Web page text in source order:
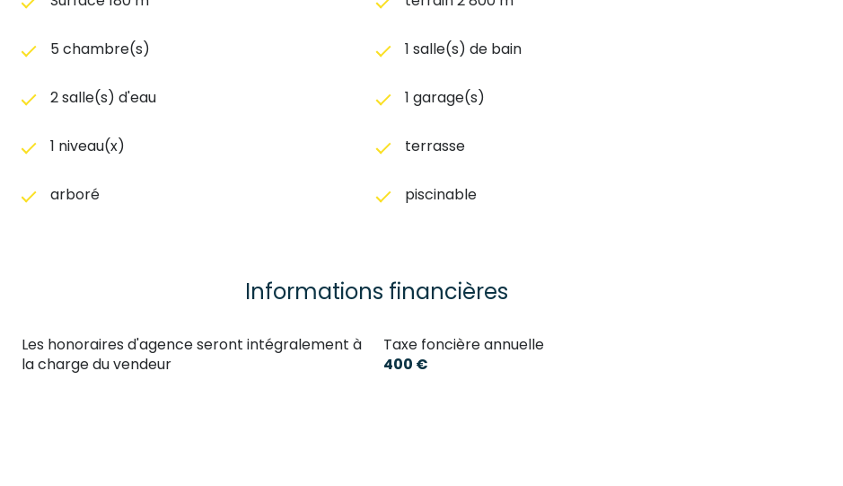
5 chambre(s) 1 salle(s) de bain
2 salle(s) d'eau 1 garage(s)
1 niveau(x) terrasse
arboré piscinable
Informations financières
Les honoraires d'agence seront intégralement à
la charge du vendeur
Taxe foncière annuelle
400 €